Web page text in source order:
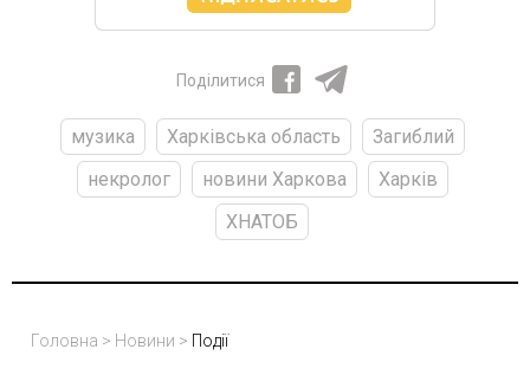
Поділитися
музика Харківська область
Загиблий
некролог
новини Харкова
Харків
ХНАТОБ
Головна > Новини > Події